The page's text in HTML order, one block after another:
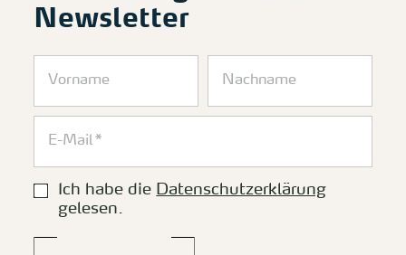
Newsletter
Ich habe die Datenschutzerklärung
gelesen.